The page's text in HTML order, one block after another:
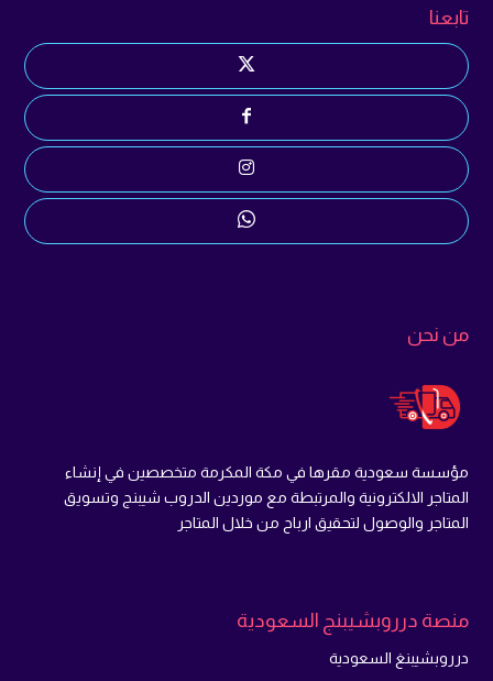
تابعنا
من نحن
مؤسسة سعودية مقرها في مكة المكرمة متخصصين في إنشاء
المتاجر الالكترونية والمرتبطة مع موردين الدروب شيبنج وتسويق
المتاجر والوصول لتحقيق ارباح من خلال المتاجر
منصة درروبشيبنج السعودية
درروبشيبنغ السعودية